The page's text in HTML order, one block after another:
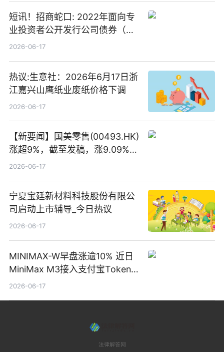
短讯！招商蛇口: 2022年面向专
业投资者公开发行公司债券（第
二期）（品种二）2026年付息公
2026-06-17
热议:生意社：2026年6月17日浙
江嘉兴山鹰纸业废纸价格下调
2026-06-17
【新要闻】国美零售(00493.HK)
涨超9%，截至发稿，涨9.09%，
报0.012港元，成交额37.26万港
2026-06-17
宁夏宝廷新材料科技股份有限公
司启动上市辅导_今日热议
2026-06-17
MINIMAX-W早盘涨逾10% 近日
MiniMax M3接入支付宝Token
Pay
2026-06-17
法律解答网